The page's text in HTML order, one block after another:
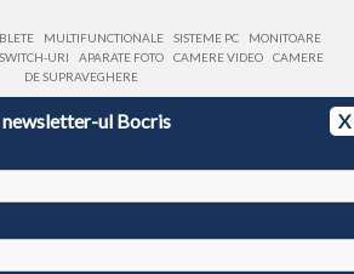
ul Bocris
X
MULTIFUNCTIONALE SISTEME PC
MONITOARE
SWITCH-URI APARATE FOTO CAMERE VIDEO
CAMERE
DE SUPRAVEGHERE
| CUI: RO6260085, REG. COM.: J29/2413/1994